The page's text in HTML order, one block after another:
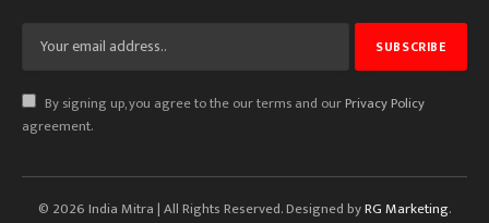
By signing up, you agree to the our terms and ourPrivacy Policy
agreement.
© 2026 India Mitra | All Rights Reserved. Designed byRG Marketing.